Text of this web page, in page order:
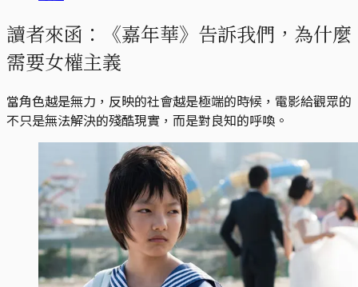
讀者來函：《嘉年華》告訴我們，為什麼
需要女權主義
當角色越是無力，反映的社會越是極端的時候，電影給觀眾的
不只是無法解決的殘酷現實，而是對良知的呼喚。